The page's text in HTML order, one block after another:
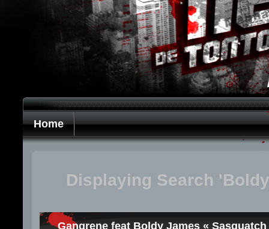
Home
Displaying Search
Gangrene feat Boldy James «